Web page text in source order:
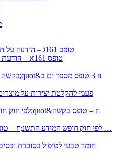
טופס 161ג – הודעה על חזרה מרצף פיצויים / קיצבה
טופס 161א – הודעת עובד עקב פרישה מעבודה
) 1998 ( לפי חוק חופש המידע התשנ;ח – טופס בקשה לקבלת …
חומר טבעי לטיפול בסוכרת